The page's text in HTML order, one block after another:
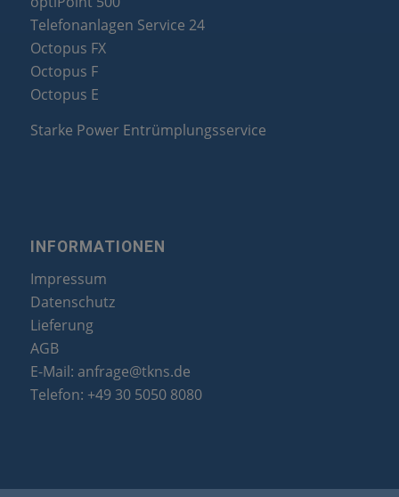
Telefonanlagen Service 24
Octopus FX
Octopus F
Octopus E
Starke Power Entrümplungsservice
INFORMATIONEN
Impressum
Datenschutz
Lieferung
AGB
E-Mail: anfrage@tkns.de
Telefon: +49 30 5050 8080